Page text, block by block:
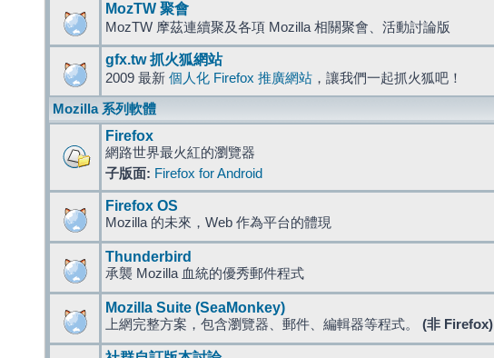
MozTW 聚會
MozTW 摩茲連續聚及各項 Mozilla 相關聚會、活動討論版
gfx.tw 抓火狐網站
2009 最新 個人化 Firefox 推廣網站 ，讓我們一起抓火狐吧！
Mozilla 系列軟體
Firefox
網路世界最火紅的瀏覽器
子版面: Firefox for Android
Firefox OS
Mozilla 的未來，Web 作為平台的體現
Thunderbird
承襲 Mozilla 血統的優秀郵件程式
Mozilla Suite (SeaMonkey)
上網完整方案，包含瀏覽器、郵件、編輯器等程式。 (非 Firefox)